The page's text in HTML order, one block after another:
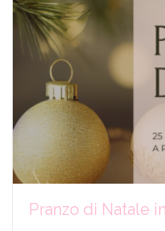
Pranzo di Natale